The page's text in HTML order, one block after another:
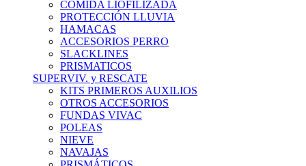
COMIDA LIOFILIZADA
PROTECCIÓN LLUVIA
HAMACAS
ACCESORIOS PERRO
SLACKLINES
PRISMATICOS
SUPERVIV. y RESCATE
KITS PRIMEROS AUXILIOS
OTROS ACCESORIOS
FUNDAS VIVAC
POLEAS
NIEVE
NAVAJAS